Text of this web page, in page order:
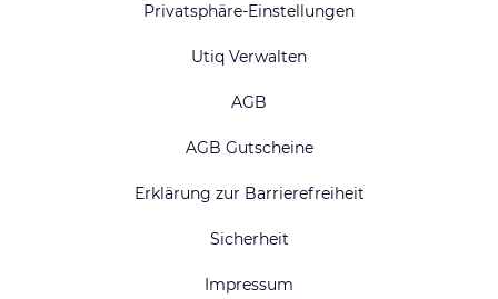
Privatsphäre-Einstellungen
Utiq Verwalten
AGB
AGB Gutscheine
Erklärung zur Barrierefreiheit
Sicherheit
Impressum